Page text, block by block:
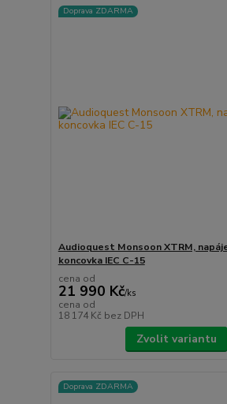
Doprava ZDARMA
Audioquest Monsoon XTRM,
koncovka IEC C-15
cena od
21 990 Kč/ks
cena od
18 174 Kč bez DPH
Zvolit variantu
Doprava ZDARMA